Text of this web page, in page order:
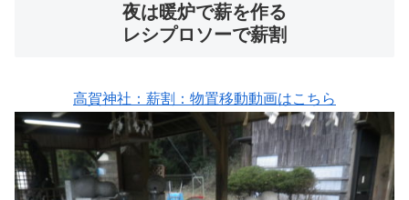
夜は暖炉で薪を作る
レシプロソーで薪割
高賀神社：薪割：物置移動動画はこちら